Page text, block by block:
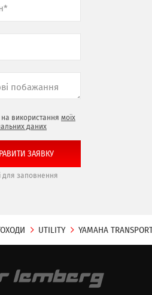
використання моїх
даних
для заповнення
UTILITY YAMAHA